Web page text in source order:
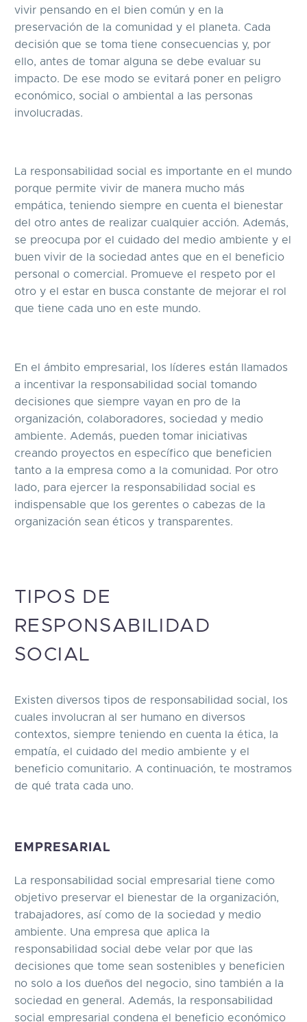
vivir pensando en el bien común y en la
preservación de la comunidad y el planeta. Cada
decisión que se toma tiene consecuencias y, por
ello, antes de tomar alguna se debe evaluar su
impacto. De ese modo se evitará poner en peligro
económico, social o ambiental a las personas
involucradas.
La responsabilidad social es importante en el mundo
porque permite vivir de manera mucho más
empática, teniendo siempre en cuenta el bienestar
del otro antes de realizar cualquier acción. Además,
se preocupa por el cuidado del medio ambiente y el
buen vivir de la sociedad antes que en el beneficio
personal o comercial. Promueve el respeto por el
otro y el estar en busca constante de mejorar el rol
que tiene cada uno en este mundo.
En el ámbito empresarial, los líderes están llamados
a incentivar la responsabilidad social tomando
decisiones que siempre vayan en pro de la
organización, colaboradores, sociedad y medio
ambiente. Además, pueden tomar iniciativas
creando proyectos en específico que beneficien
tanto a la empresa como a la comunidad. Por otro
lado, para ejercer la responsabilidad social es
indispensable que los gerentes o cabezas de la
organización sean éticos y transparentes.
TIPOS DE
RESPONSABILIDAD
SOCIAL
Existen diversos tipos de responsabilidad social, los
cuales involucran al ser humano en diversos
contextos, siempre teniendo en cuenta la ética, la
empatía, el cuidado del medio ambiente y el
beneficio comunitario. A continuación, te mostramos
de qué trata cada uno.
EMPRESARIAL
La responsabilidad social empresarial tiene como
objetivo preservar el bienestar de la organización,
trabajadores, así como de la sociedad y medio
ambiente. Una empresa que aplica la
responsabilidad social debe velar por que las
decisiones que tome sean sostenibles y beneficien
no solo a los dueños del negocio, sino también a la
sociedad en general. Además, la responsabilidad
social empresarial condena el beneficio económico